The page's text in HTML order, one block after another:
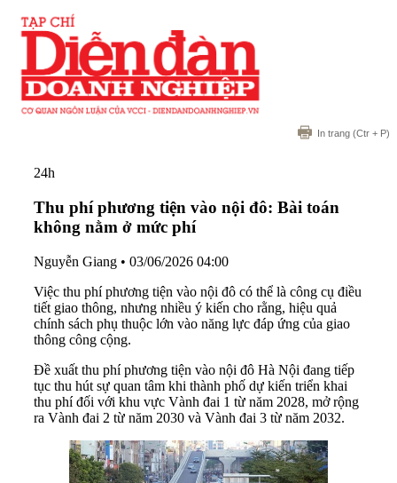
In trang (Ctr + P)
24h
Thu phí phương tiện vào nội đô: Bài toán
không nằm ở mức phí
Nguyễn Giang • 03/06/2026 04:00
Việc thu phí phương tiện vào nội đô có thể là công cụ điều
tiết giao thông, nhưng nhiều ý kiến cho rằng, hiệu quả
chính sách phụ thuộc lớn vào năng lực đáp ứng của giao
thông công cộng.
Đề xuất thu phí phương tiện vào nội đô Hà Nội đang tiếp
tục thu hút sự quan tâm khi thành phố dự kiến triển khai
thu phí đối với khu vực Vành đai 1 từ năm 2028, mở rộng
ra Vành đai 2 từ năm 2030 và Vành đai 3 từ năm 2032.